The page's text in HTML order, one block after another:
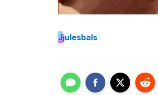
Jjulesbals